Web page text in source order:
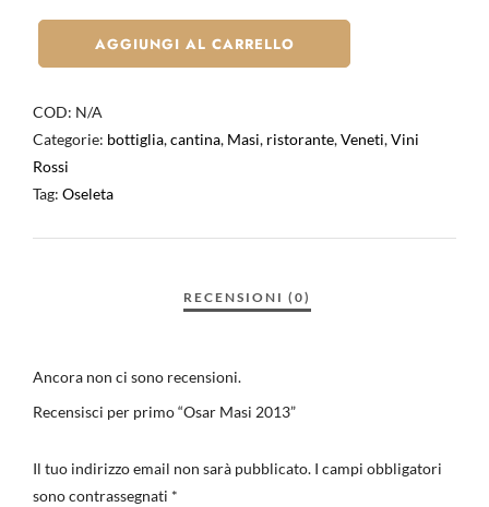
AGGIUNGI AL CARRELLO
COD: N/A
Categorie: bottiglia,cantina, Masi, ristorante,Veneti,Vini
Rossi
Tag: Oseleta
Ancora non ci sono recensioni.
Recensisci per primo “Osar Masi 2013”
Il tuo indirizzo email non sarà pubblicato. I campi obbligatori
sono contrassegnati *